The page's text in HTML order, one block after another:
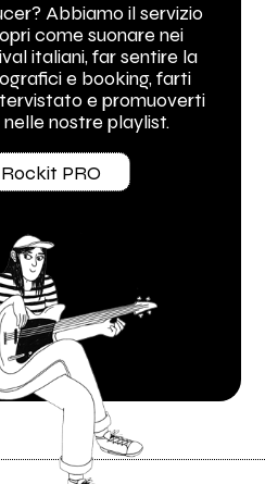
Abbiamo il servizio
come suonare nei
italiani, far sentire la
e booking, farti
e promuoverti
nostre playlist.
PRO